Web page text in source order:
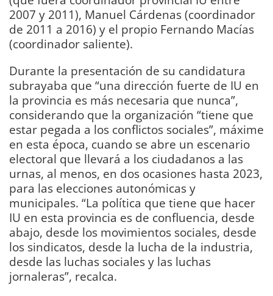
2007 y 2011), Manuel Cárdenas (coordinador
de 2011 a 2016) y el propio Fernando Macías
(coordinador saliente).
Durante la presentación de su candidatura
subrayaba que “una dirección fuerte de IU en
la provincia es más necesaria que nunca”,
considerando que la organización “tiene que
estar pegada a los conflictos sociales”, máxime
en esta época, cuando se abre un escenario
electoral que llevará a los ciudadanos a las
urnas, al menos, en dos ocasiones hasta 2023,
para las elecciones autonómicas y
municipales. “La política que tiene que hacer
IU en esta provincia es de confluencia, desde
abajo, desde los movimientos sociales, desde
los sindicatos, desde la lucha de la industria,
desde las luchas sociales y las luchas
jornaleras”, recalca.